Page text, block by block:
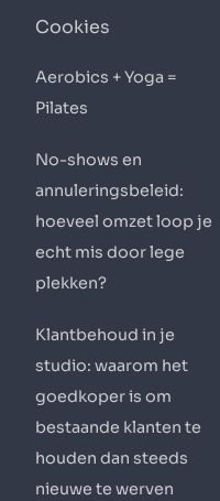
Cookies
Aerobics + Yoga =
Pilates
No-shows en
annuleringsbeleid:
hoeveel omzet loop je
echt mis door lege
plekken?
Klantbehoud in je
studio: waarom het
goedkoper is om
bestaande klanten te
houden dan steeds
nieuwe te werven